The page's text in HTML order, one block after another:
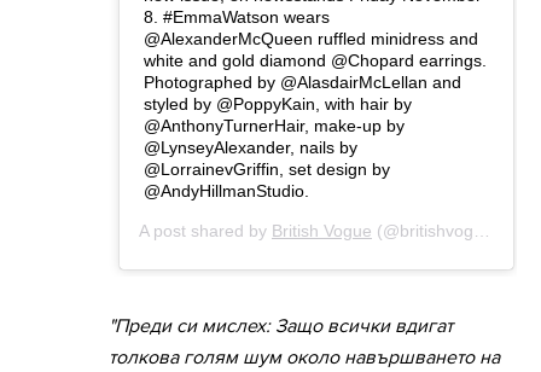
"Преди си мислех: Защо всички вдигат
толкова голям шум около навършването на